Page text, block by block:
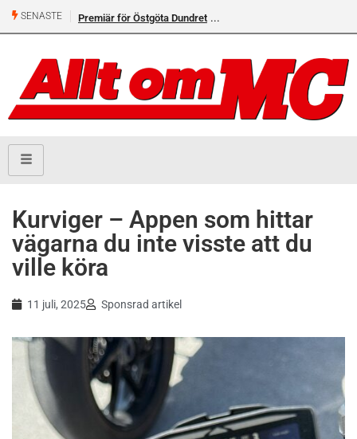
SENASTE Premiär för Östgöta Dundret
Kurviger – Appen som hittar
vägarna du inte visste att du
ville köra
11 juli, 2025 Sponsrad artikel